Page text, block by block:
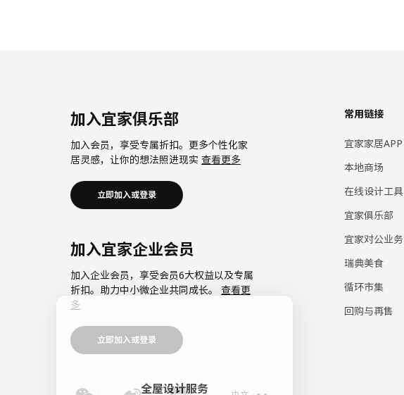
加入宜家俱乐部
加入会员，享受专属折扣。更多个性化家
居灵感，让你的想法照进现实 查看更多
立即加入或登录
加入宜家企业会员
加入企业会员，享受会员6大权益以及专属
折扣。助力中小微企业共同成长。 查看更
多
立即加入或登录
常用链接
宜家家居APP
本地商场
在线设计工具
宜家俱乐部
宜家对公业务
瑞典美食
循环市集
回购与再售
全屋设计服务